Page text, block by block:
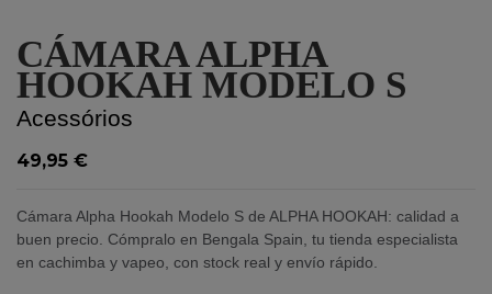
CÁMARA ALPHA
HOOKAH MODELO S
Acessórios
49,95 €
Cámara Alpha Hookah Modelo S de ALPHA HOOKAH: calidad a
buen precio. Cómpralo en Bengala Spain, tu tienda especialista
en cachimba y vapeo, con stock real y envío rápido.